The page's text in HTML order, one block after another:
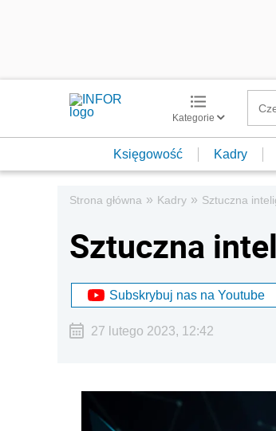
Kategorie
Księgowość Kadry
Strona główna » Kadry » Sztuczna
Sztuczna
Subskrybuj nas na Youtube
27 lutego 2023, 12:42